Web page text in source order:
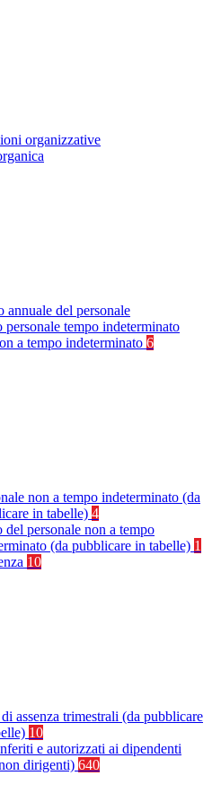
organizzative
annuale del personale
personale tempo indeterminato
a tempo indeterminato 6
non a tempo indeterminato (da
in tabelle) 4
del personale non a tempo
(da pubblicare in tabelle) 1
10
assenza trimestrali (da pubblicare
10
e autorizzati ai dipendenti
dirigenti) 640